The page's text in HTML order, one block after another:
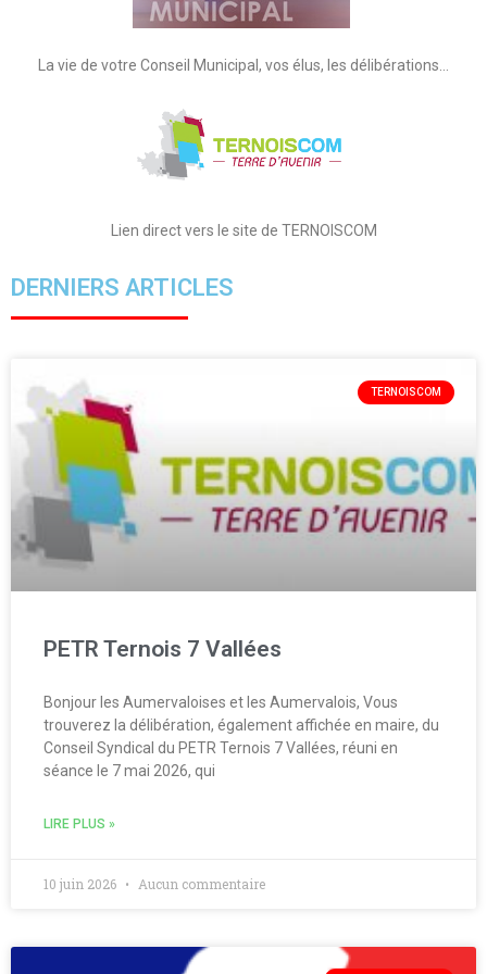
La vie de votre Conseil Municipal, vos élus, les délibérations…
Lien direct vers le site de TERNOISCOM
DERNIERS ARTICLES
TERNOISCOM
PETR Ternois 7 Vallées
Bonjour les Aumervaloises et les Aumervalois, Vous
trouverez la délibération, également affichée en maire, du
Conseil Syndical du PETR Ternois 7 Vallées, réuni en
séance le 7 mai 2026, qui
LIRE PLUS »
10 juin 2026 Aucun commentaire